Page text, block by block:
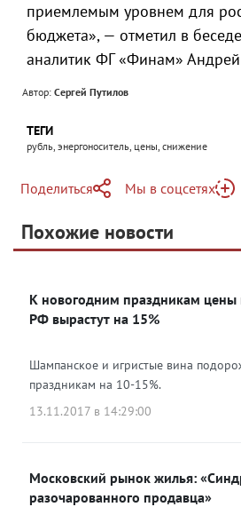
приемлемым уровнем для
бюджета», — отметил в
аналитик ФГ «Финам»
Автор: Сергей Путилов
ТЕГИ
рубль, энергоноситель, цены, снижение
Поделиться
Telegram
Одноклассники
Мы в соцсетях
Яндекс Дзен
Похожие новости
К новогодним праздникам
РФ вырастут на 15%
Шампанское и игристые вина
праздникам на 10-15%.
13.11.2017 в 14:29:00
Московский рынок жилья:
разочарованного продавца»